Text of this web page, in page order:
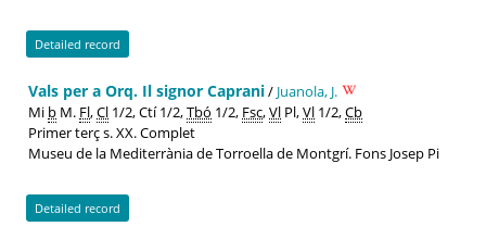
Detailed record
Vals per a Orq. Il signor Caprani/ Juanola, J.
Mi b M. Fl,Cl 1/2, Ctí 1/2,Tbó 1/2, Fsc,Vl Pl,Vl 1/2,Cb
Primer terç s. XX. Complet
Museu de la Mediterrània de Torroella de Montgrí. Fons Josep Pi
Detailed record